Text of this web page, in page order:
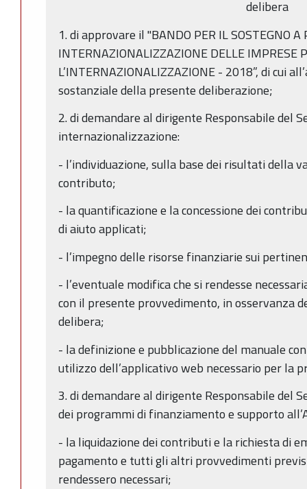
delibera
1. di approvare il "BANDO PER IL SOSTEGNO A
INTERNAZIONALIZZAZIONE DELLE IMPRESE
L’INTERNAZIONALIZZAZIONE - 2018”, di cui
sostanziale della presente deliberazione;
2. di demandare al dirigente Responsabile del
internazionalizzazione:
- l’individuazione, sulla base dei risultati della
contributo;
- la quantificazione e la concessione dei
di aiuto applicati;
- l’impegno delle risorse finanziarie sui
- l’eventuale modifica che si rendesse
con il presente provvedimento, in osservanza
delibera;
- la definizione e pubblicazione del manuale
utilizzo dell’applicativo web necessario per la
3. di demandare al dirigente Responsabile del
dei programmi di finanziamento e supporto
- la liquidazione dei contributi e la richiesta di
pagamento e tutti gli altri provvedimenti
rendessero necessari;